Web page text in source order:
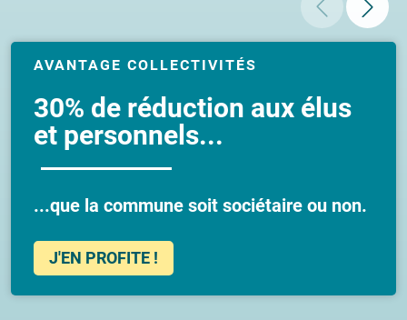
AVANTAGE COLLECTIVITÉS
30% de réduction aux élus
et personnels...
...que la commune soit sociétaire ou non.
J'EN PROFITE !